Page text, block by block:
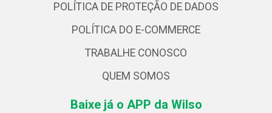
POLÍTICA DE PROTEÇÃO DE DADOS
POLÍTICA DO E-COMMERCE
TRABALHE CONOSCO
QUEM SOMOS
Baixe já o APP da Wilso